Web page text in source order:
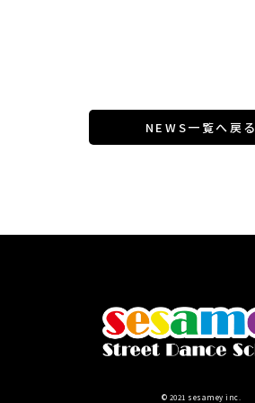
NEWS一覧へ戻る
© 2021 sesamey inc.